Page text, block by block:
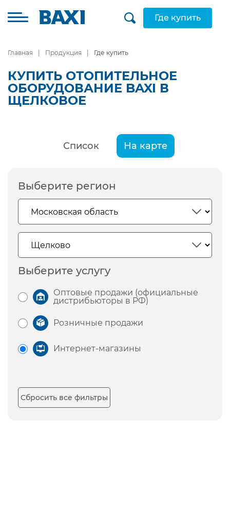
Где купить
Главная Продукция Где купить
КУПИТЬ ОТОПИТЕЛЬНОЕ
ОБОРУДОВАНИЕ BAXI В
ЩЕЛКОВОЕ
Список На карте
Выберите регион
Выберите услугу
Оптовые продажи (официальные
дистрибьюторы в РФ)
Розничные продажи
Интернет-магазины
Сбросить все фильтры